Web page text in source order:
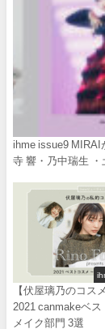
ihme issue9 MIRAI
寺 響・乃中瑞生
【伏屋璃乃のコス
2021 canmakeベス
メイク部門 3選